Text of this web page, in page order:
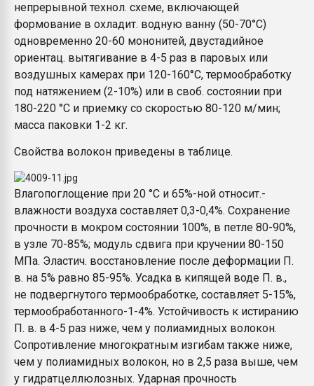
непрерывной технол. схеме, включающей
формование в охладит. водную ванну (50-70°С)
одновременно 20-60 мононитей, двустадийное
ориентац. вытягивание в 4-5 раз в паровых или
воздушных камерах при 120-160°С, термообработку
под натяжением (2-10%) или в своб. состоянии при
180-220 °С и приемку со скоростью 80-120 м/мин;
масса паковки 1-2 кг.
Свойства волокон приведены в таблице.
Влагопоглощение при 20 °С и 65%-ной относит.-
влажности воздуха составляет 0,3-0,4%. Сохранение
прочности в мокром состоянии 100%, в петле 80-90%,
в узле 70-85%; модуль сдвига при кручении 80-150
МПа. Эластич. восстановление после деформации П.
в. на 5% равно 85-95%. Усадка в кипящей воде П. в.,
не подвергнутого термообработке, составляет 5-15%,
термообработанного-1-4%. Устойчивость к истиранию
П. в. в 4-5 раз ниже, чем у полиамидных волокон.
Сопротивление многократным изгибам также ниже,
чем у полиамидных волокон, но в 2,5 раза выше, чем
у гидратцеллюлозных. Ударная прочность